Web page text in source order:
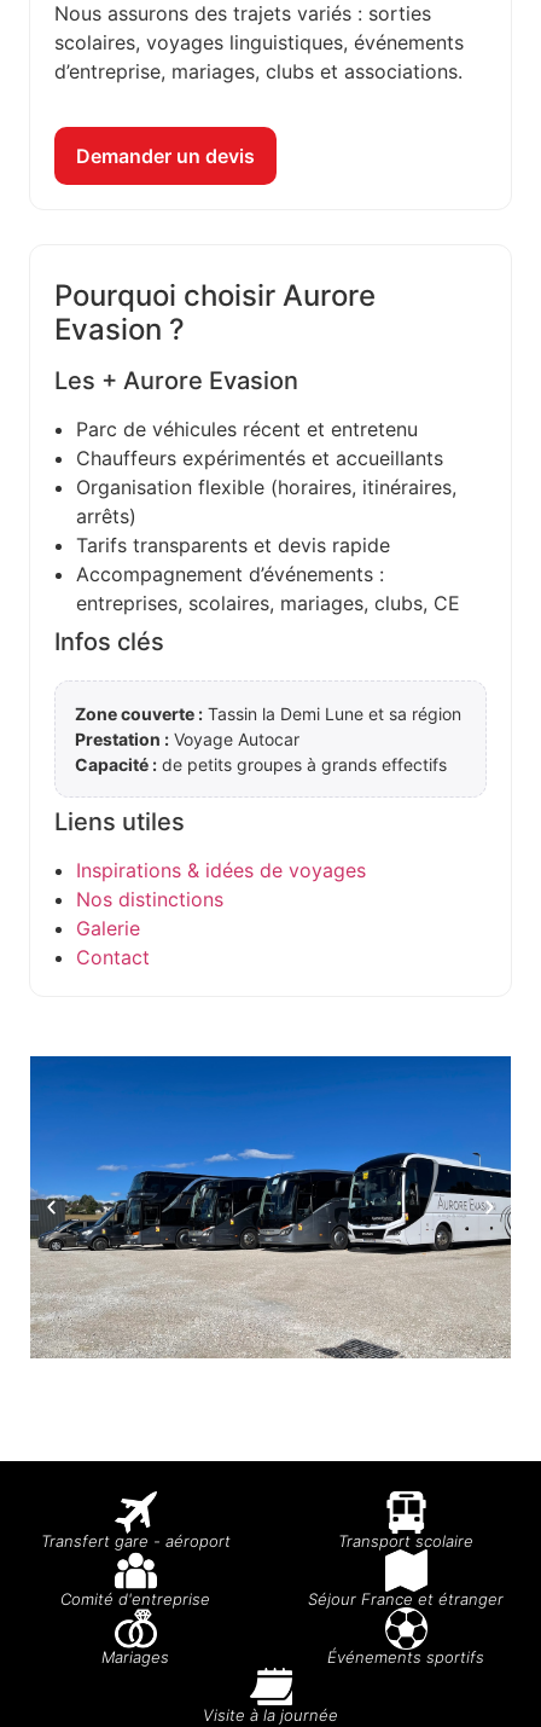
Nous assurons des trajets variés : sorties
scolaires, voyages linguistiques, événements
d’entreprise, mariages, clubs et associations.
Demander un devis
Pourquoi choisir Aurore
Evasion ?
Les + Aurore Evasion
Parc de véhicules récent et entretenu
Chauffeurs expérimentés et accueillants
Organisation flexible (horaires, itinéraires,
arrêts)
Tarifs transparents et devis rapide
Accompagnement d’événements :
entreprises, scolaires, mariages, clubs, CE
Infos clés
Zone couverte : Tassin la Demi Lune et sa région
Prestation : Voyage Autocar
Capacité : de petits groupes à grands effectifs
Liens utiles
Inspirations & idées de voyages
Nos distinctions
Galerie
Contact
Transfert gare - aéroport Transport scolaire
Comité d'entreprise Séjour France et étranger
Mariages Événements sportifs
Visite à la journée